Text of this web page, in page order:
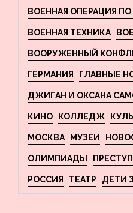
ВОЕННАЯ ОПЕРАЦИЯ
ВОЕННАЯ ТЕХНИКА
ВООРУЖЕННЫЙ
ГЕРМАНИЯ ГЛАВНЫЕ
ДЖИГАН И ОКСАНА
КИНО КОЛЛЕДЖ
МОСКВА МУЗЕИ
ОЛИМПИАДЫ
РОССИЯ ТЕАТР ДЕТИ